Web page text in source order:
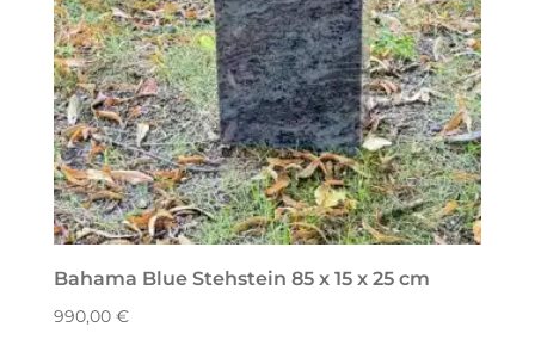
Bahama Blue Stehstein 85 x 15 x 25 cm
990,00 €